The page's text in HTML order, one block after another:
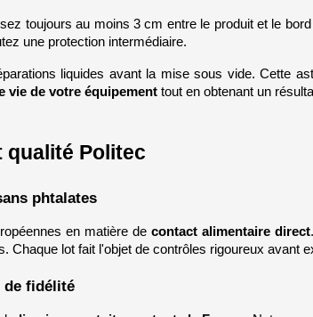
toujours au moins 3 cm entre le produit et le
une protection intermédiaire.
liquides avant la mise sous vide. Cette
vie de votre équipement tout en obtenant un
qualité Politec
phtalates
en matière de contact alimentaire direct
Chaque lot fait l'objet de contrôles rigoureux avant
de fidélité